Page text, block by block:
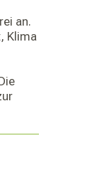
an.
Klima